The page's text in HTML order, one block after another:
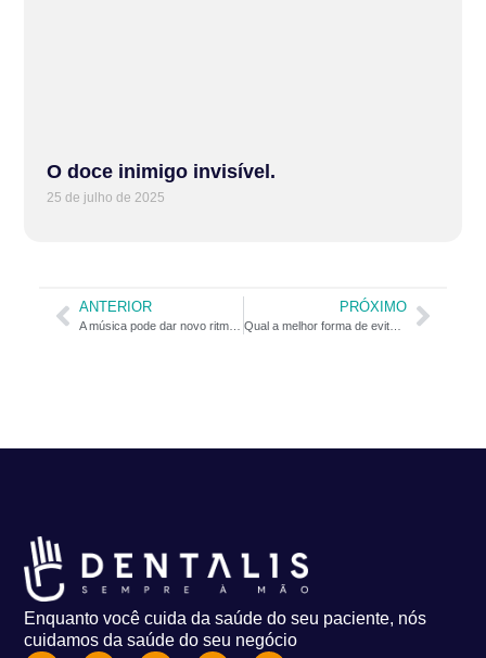
O doce inimigo invisível.
25 de julho de 2025
ANTERIOR PRÓXIMO
Qual a melhor forma de evitar câncer de boca?
Enquanto você cuida da saúde do seu paciente, nós
cuidamos da saúde do seu negócio